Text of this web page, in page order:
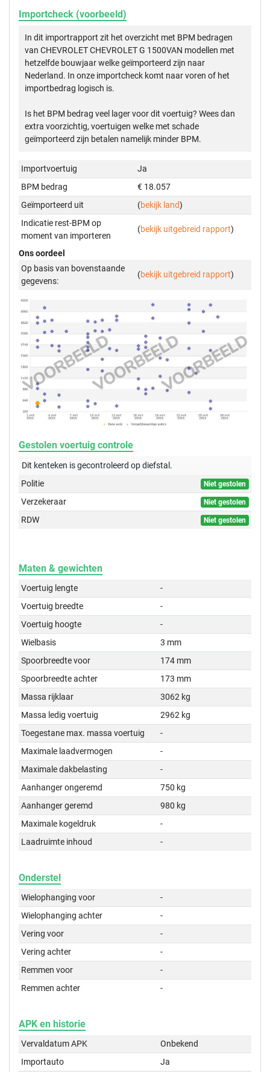
Importcheck (voorbeeld)
In dit importrapport zit het overzicht met BPM bedragen
van CHEVROLET CHEVROLET G 1500VAN modellen met
hetzelfde bouwjaar welke geïmporteerd zijn naar
Nederland. In onze importcheck komt naar voren of het
importbedrag logisch is.
Is het BPM bedrag veel lager voor dit voertuig? Wees dan
extra voorzichtig, voertuigen welke met schade
geïmporteerd zijn betalen namelijk minder BPM.
Importvoertuig
Ja
BPM bedrag
€ 18.057
Geïmporteerd uit
(bekijk land)
Indicatie rest-BPM op
moment van importeren
(bekijk uitgebreid rapport)
Ons oordeel
Op basis van bovenstaande
gegevens:
(bekijk uitgebreid rapport)
Gestolen voertuig controle
Dit kenteken is gecontroleerd opdiefstal.
Politie
Niet gestolen
Verzekeraar Niet gestolen
RDW Niet gestolen
Maten & gewichten
Voertuig lengte
-
Voertuig breedte
-
Voertuig hoogte
-
Wielbasis
3 mm
Spoorbreedte voor
174 mm
Spoorbreedte achter
173 mm
Massa rijklaar
3062 kg
Massa ledig voertuig
2962 kg
Toegestane max. massa voertuig
-
Maximale laadvermogen
-
Maximale dakbelasting
-
Aanhanger ongeremd
750 kg
Aanhanger geremd
980 kg
Maximale kogeldruk
-
Laadruimte inhoud
-
Onderstel
Wielophanging voor
-
Wielophanging achter
-
Vering voor
-
Vering achter
-
Remmen voor
-
Remmen achter
-
APK en historie
Vervaldatum APK
Onbekend
Importauto
Ja